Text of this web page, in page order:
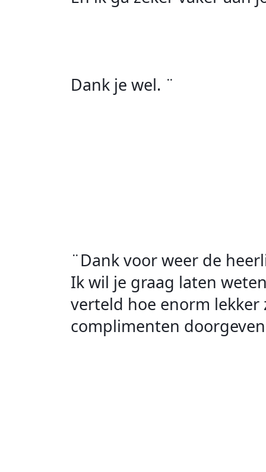
Dank je wel. ¨
¨Dank voor weer de
Ik wil je graag laten
verteld hoe enorm lekker
complimenten